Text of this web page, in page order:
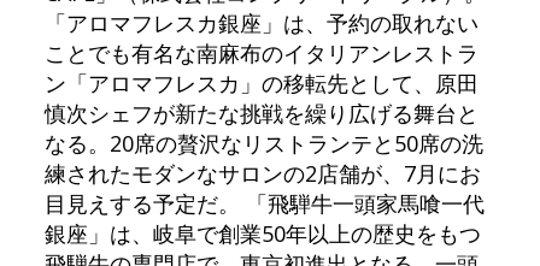
「アロマフレスカ銀座」は、予約の取れない
ことでも有名な南麻布のイタリアンレストラ
ン「アロマフレスカ」の移転先として、原田
慎次シェフが新たな挑戦を繰り広げる舞台と
なる。20席の贅沢なリストランテと50席の洗
練されたモダンなサロンの2店舗が、7月にお
目見えする予定だ。 「飛騨牛一頭家馬喰一代
銀座」は、岐阜で創業50年以上の歴史をもつ